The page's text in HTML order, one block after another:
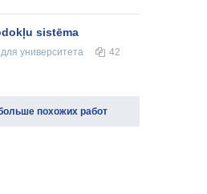
sistēma
для университета 42
похожих работ